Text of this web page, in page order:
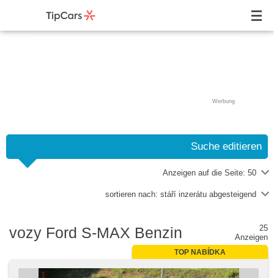
Werbung
Suche editieren
Anzeigen auf die Seite: 50
sortieren nach: stáří inzerátu abgesteigend
vozy Ford S-MAX Benzin
25
Anzeigen
TOP NABÍDKA